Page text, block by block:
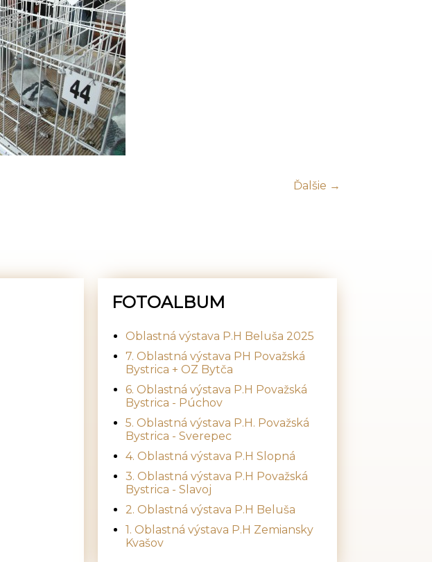
Ďalšie →
FOTOALBUM
Oblastná výstava P.H Beluša 2025
7. Oblastná výstava PH Považská
Bystrica + OZ Bytča
6. Oblastná výstava P.H Považská
Bystrica - Púchov
5. Oblastná výstava P.H. Považská
Bystrica - Sverepec
4. Oblastná výstava P.H Slopná
3. Oblastná výstava P.H Považská
Bystrica - Slavoj
2. Oblastná výstava P.H Beluša
1. Oblastná výstava P.H Zemiansky
Kvašov